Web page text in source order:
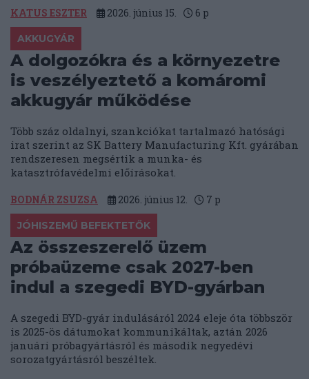
KATUS ESZTER 2026. június 15. 6 p
AKKUGYÁR
A dolgozókra és a környezetre
is veszélyeztető a komáromi
akkugyár működése
Több száz oldalnyi, szankciókat tartalmazó hatósági
irat szerint az SK Battery Manufacturing Kft. gyárában
rendszeresen megsértik a munka- és
katasztrófavédelmi előírásokat.
BODNÁR ZSUZSA 2026. június 12. 7 p
JÓHISZEMŰ BEFEKTETŐK
Az összeszerelő üzem
próbaüzeme csak 2027-ben
indul a szegedi BYD-gyárban
A szegedi BYD-gyár indulásáról 2024 eleje óta többször
is 2025-ös dátumokat kommunikáltak, aztán 2026
januári próbagyártásról és második negyedévi
sorozatgyártásról beszéltek.